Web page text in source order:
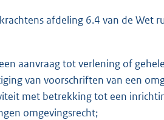
afdeling 6.4 van de
aanvraag tot verlening of
van voorschriften van een
met betrekking tot een
omgevingsrecht;